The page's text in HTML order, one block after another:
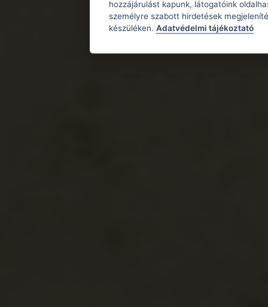
hozzájárulást kapunk, látogatóink
személyre szabott hirdetések
készüléken. Adatvédelmi tájékoztató